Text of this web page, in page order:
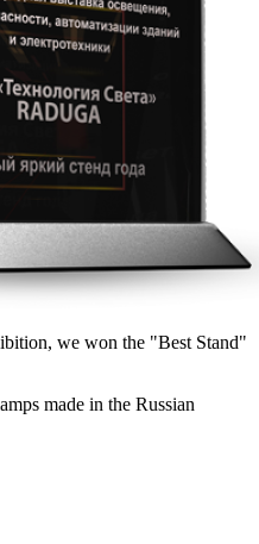
we won the "Best Stand"
made in the Russian